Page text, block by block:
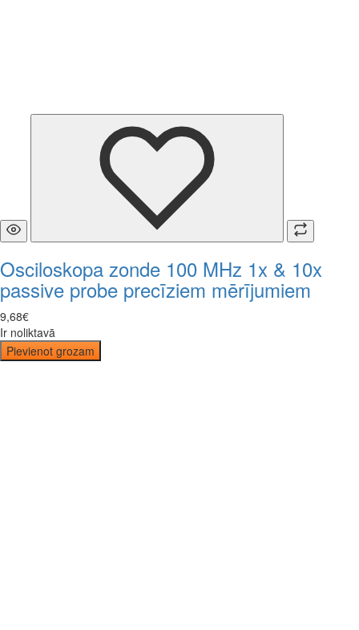
Osciloskopa zonde 100 MHz 1x & 10x
passive probe precīziem mērījumiem
9,68€
Ir noliktavā
Pievienot grozam